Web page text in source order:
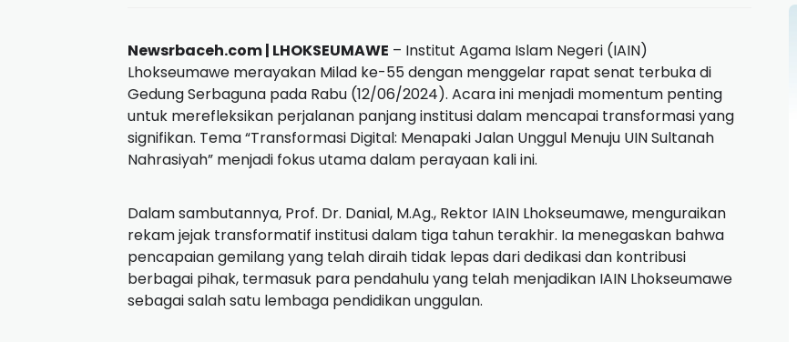
Newsrbaceh.com | LHOKSEUMAWE – Institut Agama Islam Negeri (IAIN)
Lhokseumawe merayakan Milad ke-55 dengan menggelar rapat senat terbuka di
Gedung Serbaguna pada Rabu (12/06/2024). Acara ini menjadi momentum penting
untuk merefleksikan perjalanan panjang institusi dalam mencapai transformasi yang
signifikan. Tema “Transformasi Digital: Menapaki Jalan Unggul Menuju UIN Sultanah
Nahrasiyah” menjadi fokus utama dalam perayaan kali ini.
Dalam sambutannya, Prof. Dr. Danial, M.Ag., Rektor IAIN Lhokseumawe, menguraikan
rekam jejak transformatif institusi dalam tiga tahun terakhir. Ia menegaskan bahwa
pencapaian gemilang yang telah diraih tidak lepas dari dedikasi dan kontribusi
berbagai pihak, termasuk para pendahulu yang telah menjadikan IAIN Lhokseumawe
sebagai salah satu lembaga pendidikan unggulan.